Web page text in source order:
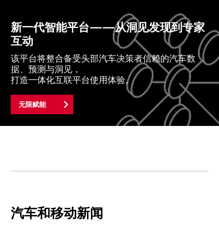
新一代智能平台——从洞见发现到专家
互动
该平台将整合备受头部汽车决策者信赖的汽车数
据、预测与洞见，
打造一体化互联平台使用体验。
无限赋能
汽车和移动新闻